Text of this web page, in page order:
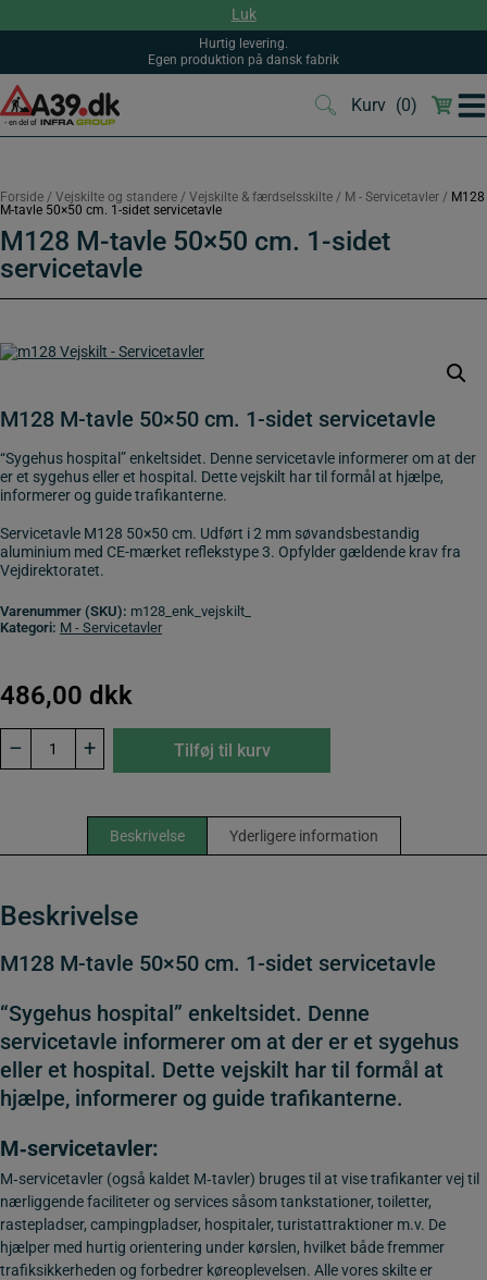
Luk
Hurtig levering.
Egen produktion på dansk fabrik
Kurv (0)
(0)
Forside / Vejskilte og standere / Vejskilte & færdselsskilte / M - Servicetavler / M128
M-tavle 50×50 cm. 1-sidet servicetavle
M128 M-tavle 50×50 cm. 1-sidet
servicetavle
M128 M-tavle 50×50 cm. 1-sidet servicetavle
“Sygehus hospital” enkeltsidet. Denne servicetavle informerer om at der
er et sygehus eller et hospital. Dette vejskilt har til formål at hjælpe,
informerer og guide trafikanterne.
Servicetavle M128 50×50 cm. Udført i 2 mm søvandsbestandig
aluminium med CE-mærket reflekstype 3. Opfylder gældende krav fra
Vejdirektoratet.
Varenummer (SKU): m128_enk_vejskilt_
Kategori: M - Servicetavler
486,00 dkk
–
M128
M-
tavle
+ Tilføj til kurv
Beskrivelse Yderligere information
Beskrivelse
M128 M-tavle 50×50 cm. 1-sidet servicetavle
“Sygehus hospital” enkeltsidet. Denne
servicetavle informerer om at der er et sygehus
eller et hospital. Dette vejskilt har til formål at
hjælpe, informerer og guide trafikanterne.
M‑servicetavler:
M‑servicetavler (også kaldet M‑tavler) bruges til at vise trafikanter vej til
nærliggende faciliteter og services såsom tankstationer, toiletter,
rastepladser, campingpladser, hospitaler, turistattraktioner m.v. De
hjælper med hurtig orientering under kørslen, hvilket både fremmer
trafiksikkerheden og forbedrer køreoplevelsen. Alle vores skilte er